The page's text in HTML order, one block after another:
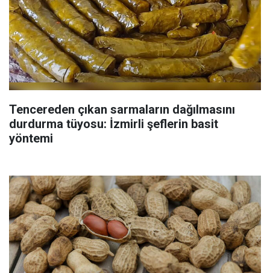
Tencereden çıkan sarmaların dağılmasını
durdurma tüyosu: İzmirli şeflerin basit
yöntemi